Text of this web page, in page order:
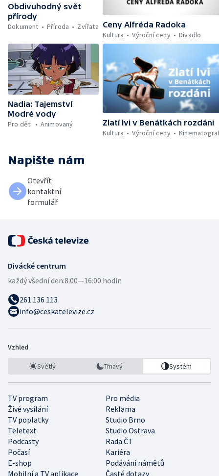
Obdivuhodný svět
přírody
Dokument
Příroda Zvířata Ceny Alfréda Radoka
Kultura
Výroční ceny Divadlo
Nadia: Tajemství
Modré vody
Pro děti
Animovaný
Zlatí lvi v Benátkách rozdáni
Kultura
Výroční ceny
Napište nám
Otevřít
kontaktní
formulář
Divácké centrum
každý všední den:8:00—16:00 hodin
261 136 113
info@ceskatelevize.cz
Vzhled
Světlý Tmavý Systém
TV program
Pro média
Živé vysílání
Reklama
TV poplatky
Studio Brno
Teletext
Studio Ostrava
Podcasty
Rada ČT
Počasí
Kariéra
E-shop
Podávání námětů
Mobilní a TV aplikace
Časté dotazy